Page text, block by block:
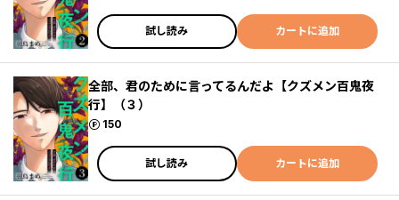
試し読み カートに追加
全部、君のために言ってるんだよ【クズメン百鬼夜
行】（３）
150
ポイント
試し読み カートに追加